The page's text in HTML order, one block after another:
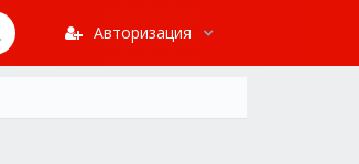
Авторизация